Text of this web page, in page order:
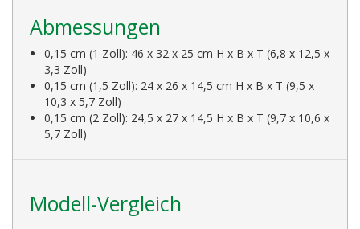
Abmessungen
0,15 cm (1 Zoll): 46 x 32 x 25 cm H x B x T (6,8 x 12,5 x
3,3 Zoll)
0,15 cm (1,5 Zoll): 24 x 26 x 14,5 cm H x B x T (9,5 x
10,3 x 5,7 Zoll)
0,15 cm (2 Zoll): 24,5 x 27 x 14,5 H x B x T (9,7 x 10,6 x
5,7 Zoll)
Modell-Vergleich